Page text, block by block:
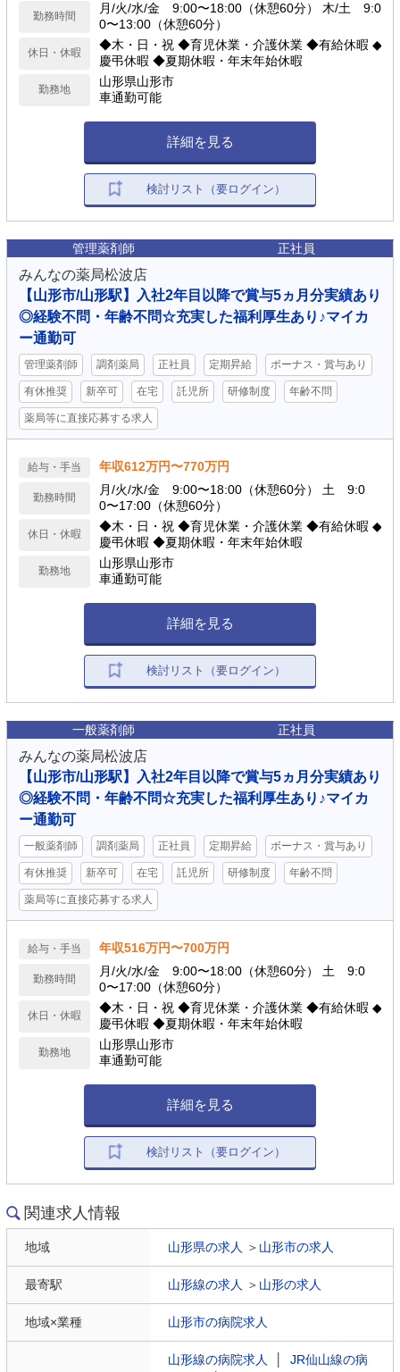
勤務時間
月/火/水/金 9:00〜18:00（休憩60分） 木/土 9:0
0〜13:00（休憩60分）
休日・休暇
◆木・日・祝 ◆育児休業・介護休業 ◆有給休暇 ◆
慶弔休暇 ◆夏期休暇・年末年始休暇
勤務地
山形県山形市
車通勤可能
詳細を見る
検討リスト（要ログイン）
管理薬剤師 正社員
みんなの薬局松波店
【山形市/山形駅】入社2年目以降で賞与5ヵ月分実績あり
◎経験不問・年齢不問☆充実した福利厚生あり♪マイカ
ー通勤可
管理薬剤師 調剤薬局 正社員 定期昇給 ボーナス・賞与あり
有休推奨 新卒可 在宅 託児所 研修制度 年齢不問
薬局等に直接応募する求人
給与・手当 年収612万円〜770万円
勤務時間
月/火/水/金 9:00〜18:00（休憩60分） 土 9:0
0〜17:00（休憩60分）
休日・休暇
◆木・日・祝 ◆育児休業・介護休業 ◆有給休暇 ◆
慶弔休暇 ◆夏期休暇・年末年始休暇
勤務地
山形県山形市
車通勤可能
詳細を見る
検討リスト（要ログイン）
一般薬剤師 正社員
みんなの薬局松波店
【山形市/山形駅】入社2年目以降で賞与5ヵ月分実績あり
◎経験不問・年齢不問☆充実した福利厚生あり♪マイカ
ー通勤可
一般薬剤師 調剤薬局 正社員 定期昇給 ボーナス・賞与あり
有休推奨 新卒可 在宅 託児所 研修制度 年齢不問
薬局等に直接応募する求人
給与・手当 年収516万円〜700万円
勤務時間
月/火/水/金 9:00〜18:00（休憩60分） 土 9:0
0〜17:00（休憩60分）
休日・休暇
◆木・日・祝 ◆育児休業・介護休業 ◆有給休暇 ◆
慶弔休暇 ◆夏期休暇・年末年始休暇
勤務地
山形県山形市
車通勤可能
詳細を見る
検討リスト（要ログイン）
関連求人情報
地域 山形県の求人 ＞ 山形市の求人
最寄駅 山形線の求人 ＞ 山形の求人
地域×業種 山形市の病院求人
山形線の病院求人
JR仙山線の病